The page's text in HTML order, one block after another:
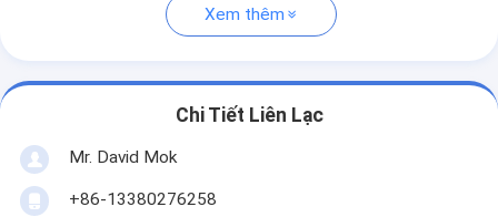
Xem thêm
Chi Tiết Liên Lạc
Mr. David Mok
+86-13380276258